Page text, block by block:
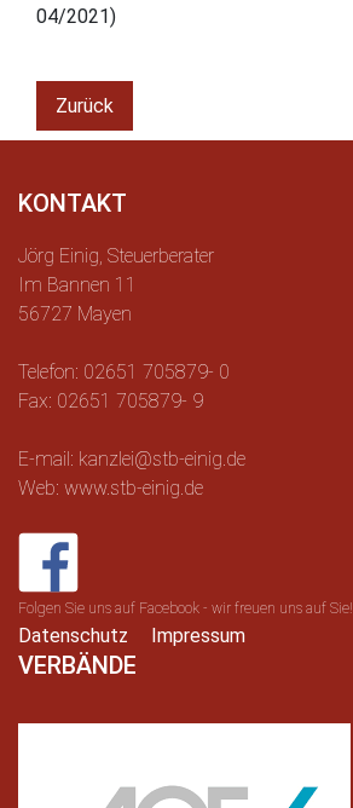
04/2021)
Zurück
KONTAKT
Jörg Einig, Steuerberater
Im Bannen 11
56727 Mayen
Telefon: 02651 705879- 0
Fax: 02651 705879- 9
E-mail: kanzlei@stb-einig.de
Web: www.stb-einig.de
Folgen Sie uns auf Facebook - wir freuen uns auf Sie!
Datenschutz Impressum
VERBÄNDE